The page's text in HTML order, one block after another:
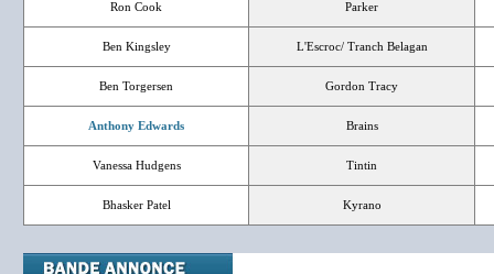
Ron Cook Parker
Ben Kingsley L'Escroc/ Tranch Belagan
Ben Torgersen Gordon Tracy
Anthony Edwards Brains
Vanessa Hudgens Tintin
Bhasker Patel Kyrano